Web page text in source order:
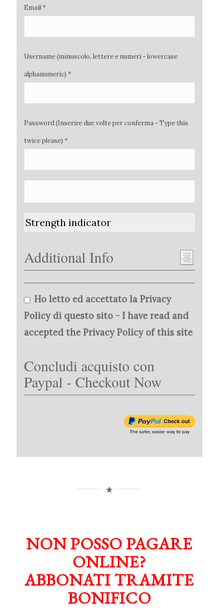
Email *
Username (minuscolo, lettere e numeri - lowercase
alphanumeric) *
Password (Inserire due volte per conferma - Type this
twice please) *
Strength indicator
Additional Info
Ho letto ed accettato la Privacy
Policy di questo sito - I have read and
accepted the Privacy Policy of this site
Concludi acquisto con
Paypal - Checkout Now
NON POSSO PAGARE
ONLINE?
ABBONATI TRAMITE
BONIFICO